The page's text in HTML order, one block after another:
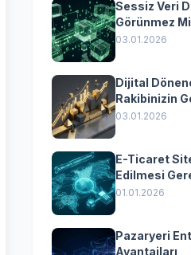
Sessiz Veri
Görünmez
Dönüşümün
03.01.2026
Dijital
Rakibinizin
(Kurumsal
03.01.2026
E-Ticaret
Edilmesi
01.01.2026
Pazaryeri
Avantajları